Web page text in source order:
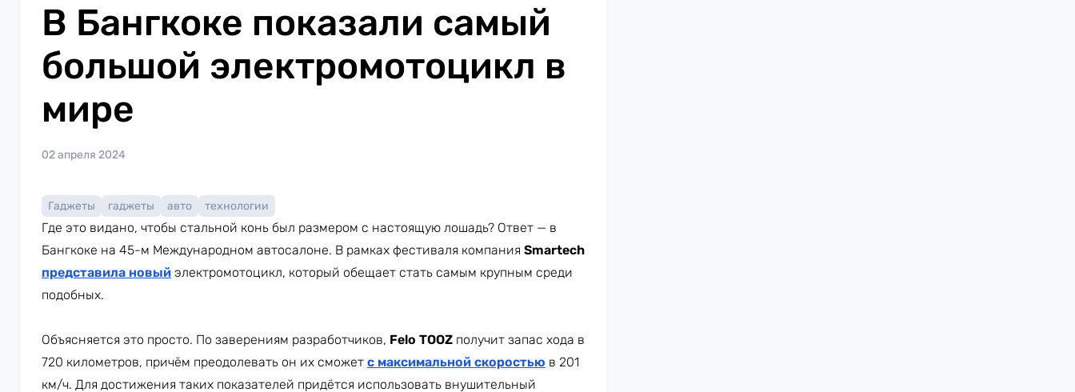
В Бангкоке показали самый
большой электромотоцикл в
мире
02 апреля 2024
Гаджеты гаджеты авто технологии
Где это видано, чтобы стальной конь был размером с настоящую лошадь? Ответ — в
Бангкоке на 45-м Международном автосалоне. В рамках фестиваля компания Smartech
представила новый электромотоцикл, который обещает стать самым крупным среди
подобных.
Объясняется это просто. По заверениям разработчиков, Felo TOOZ получит запас хода в
720 километров, причём преодолевать он их сможет с максимальной скоростью в 201
км/ч. Для достижения таких показателей придётся использовать внушительный